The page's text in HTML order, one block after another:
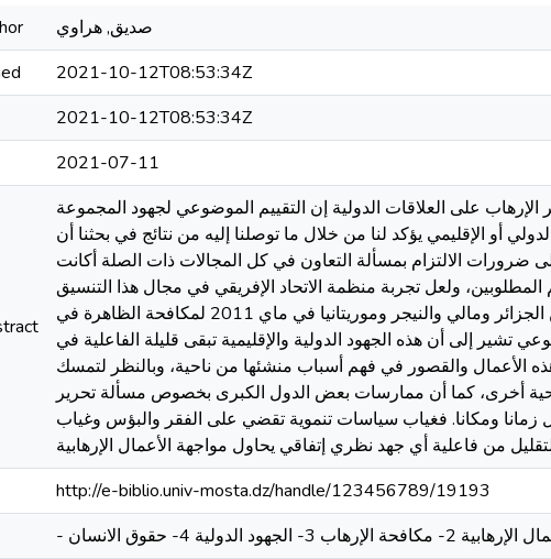
صديق, هراوي
2021-10-12T08:53:34Z
2021-10-12T08:53:34Z
2021-07-11
على العلاقات الدولية إن التقييم الموضوعي لجهود المجموعة
أو الإقليمي يؤكد لنا من خلال ما توصلنا إليه من نتائج في بحثنا أن
ضرورات الالتزام بمسألة التعاون في كل المجالات ذات الصلة أكانت
المطلوبين، ولعل تجربة منظمة الاتحاد الإفريقي في مجال هذا التنسيق
تستحق التنويه خصوصا عند إنشاء قيادة الأركان المشتركة بين الجزائر ومالي والنيجر وموريتانيا في ماي 2011 لمكافحة الظاهرة في
إلى أن هذه الجهود الدولية والإقليمية تبقى قليلة الفاعلية في
الأعمال والقصور في فهم أسباب منشئها من ناحية، وبالنظر لتمسك
أخرى، كما أن ممارسات بعض الدول الكبرى بخصوص مسألة تحرير
زمانا ومكانا. فغياب سياسات تنموية تقضي على الفقر والبؤس وغياب
من فاعلية أي جهد نظري إتفاقي يحاول مواجهة الأعمال الإرهابية
http://e-biblio.univ-mosta.dz/handle/123456789/19193
2- مكافحة الإرهاب 3- الجهود الدولية 4- حقوق الانسان